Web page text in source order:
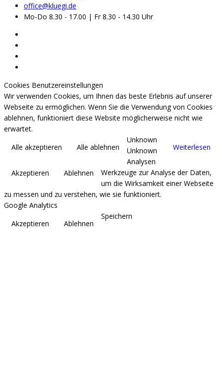
office@kluegi.de
Mo-Do 8.30 - 17.00 | Fr 8.30 - 14.30 Uhr
Cookies Benutzereinstellungen
Wir verwenden Cookies, um Ihnen das beste Erlebnis auf unserer
Webseite zu ermöglichen. Wenn Sie die Verwendung von Cookies
ablehnen, funktioniert diese Website möglicherweise nicht wie
erwartet.
Alle akzeptieren
Alle ablehnen Weiterlesen
Unknown
Unknown
Akzeptieren Ablehnen
Analysen
Werkzeuge zur Analyse der Daten,
um die Wirksamkeit einer Webseite
zu messen und zu verstehen, wie sie funktioniert.
Google Analytics
Akzeptieren
Ablehnen
Speichern